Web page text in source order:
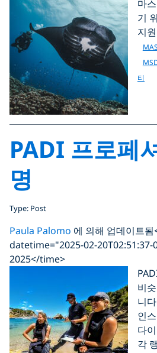
마
기
지
티
PADI 프로페
명
Type: Post
Paula Palomo 에 의해 업데이트됨
datetime="2025-02-20T02:51:37-
2025</time>
비
니
인
다
각